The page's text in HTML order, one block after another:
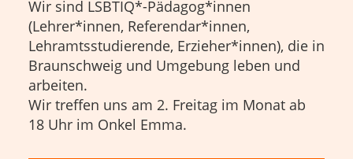
Wir sind LSBTIQ*-Pädagog*innen
(Lehrer*innen, Referendar*innen,
Lehramtsstudierende, Erzieher*innen), die in
Braunschweig und Umgebung leben und
arbeiten.
Wir treffen uns am 2. Freitag im Monat ab
18 Uhr im Onkel Emma.